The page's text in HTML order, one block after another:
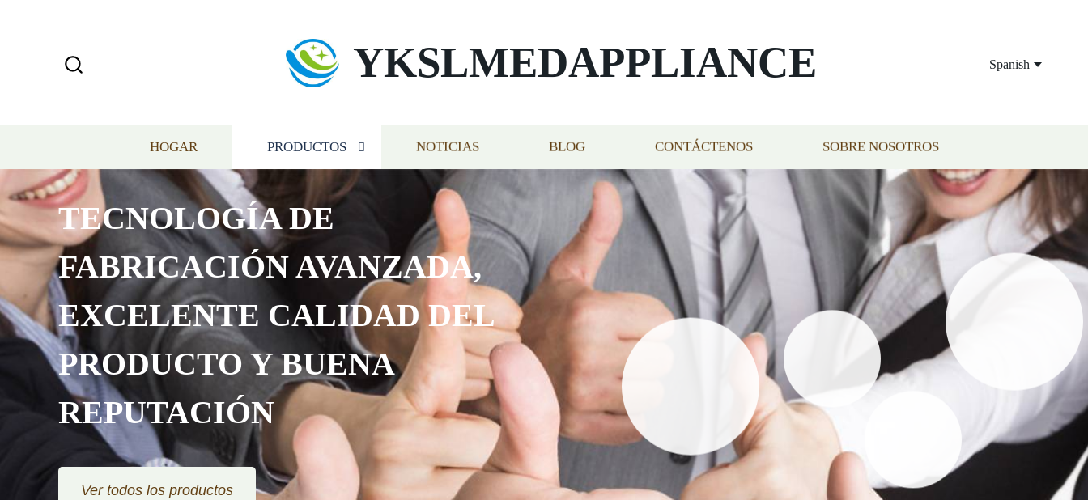
YKSLMEDAPPLIANCE Spanish
HOGAR PRODUCTOS NOTICIAS BLOG CONTÁCTENOS SOBRE NOSOTROS
TECNOLOGÍA DE
FABRICACIÓN AVANZADA,
EXCELENTE CALIDAD DEL
PRODUCTO Y BUENA
REPUTACIÓN
Ver todos los productos